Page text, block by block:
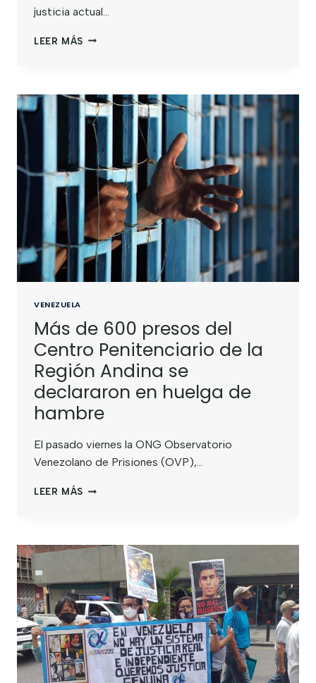
justicia actual…
LEER MÁS
VENEZUELA
Más de 600 presos del
Centro Penitenciario de la
Región Andina se
declararon en huelga de
hambre
El pasado viernes la ONG Observatorio
Venezolano de Prisiones (OVP),…
LEER MÁS